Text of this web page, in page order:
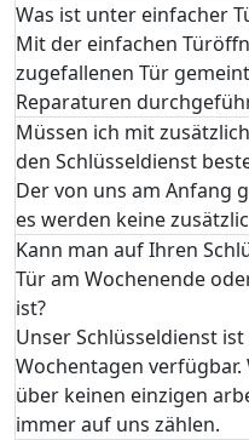
Was ist unter einfacher
Mit der einfachen
zugefallenen Tür
Reparaturen
Müssen ich mit
den Schlüsseldienst
Der von uns am Anfang
es werden keine
Kann man auf Ihren
Tür am Wochenende
ist?
Unser Schlüsseldienst
Wochentagen verfügbar.
über keinen einzigen
immer auf uns zählen.